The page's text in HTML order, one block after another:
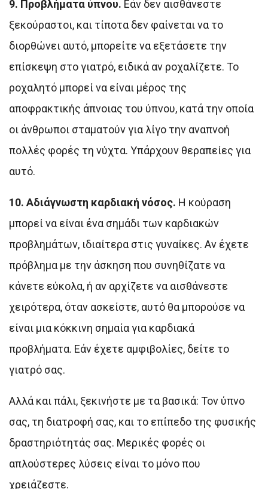
9. Προβλήματα ύπνου. Εάν δεν αισθάνεστε
ξεκούραστοι, και τίποτα δεν φαίνεται να το
διορθώνει αυτό, μπορείτε να εξετάσετε την
επίσκεψη στο γιατρό, ειδικά αν ροχαλίζετε. Το
ροχαλητό μπορεί να είναι μέρος της
αποφρακτικής άπνοιας του ύπνου, κατά την οποία
οι άνθρωποι σταματούν για λίγο την αναπνοή
πολλές φορές τη νύχτα. Υπάρχουν θεραπείες για
αυτό.
10. Αδιάγνωστη καρδιακή νόσος. Η κούραση
μπορεί να είναι ένα σημάδι των καρδιακών
προβλημάτων, ιδιαίτερα στις γυναίκες. Αν έχετε
πρόβλημα με την άσκηση που συνηθίζατε να
κάνετε εύκολα, ή αν αρχίζετε να αισθάνεστε
χειρότερα, όταν ασκείστε, αυτό θα μπορούσε να
είναι μια κόκκινη σημαία για καρδιακά
προβλήματα. Εάν έχετε αμφιβολίες, δείτε το
γιατρό σας.
Αλλά και πάλι, ξεκινήστε με τα βασικά: Τον ύπνο
σας, τη διατροφή σας, και το επίπεδο της φυσικής
δραστηριότητάς σας. Μερικές φορές οι
απλούστερες λύσεις είναι το μόνο που
χρειάζεστε.